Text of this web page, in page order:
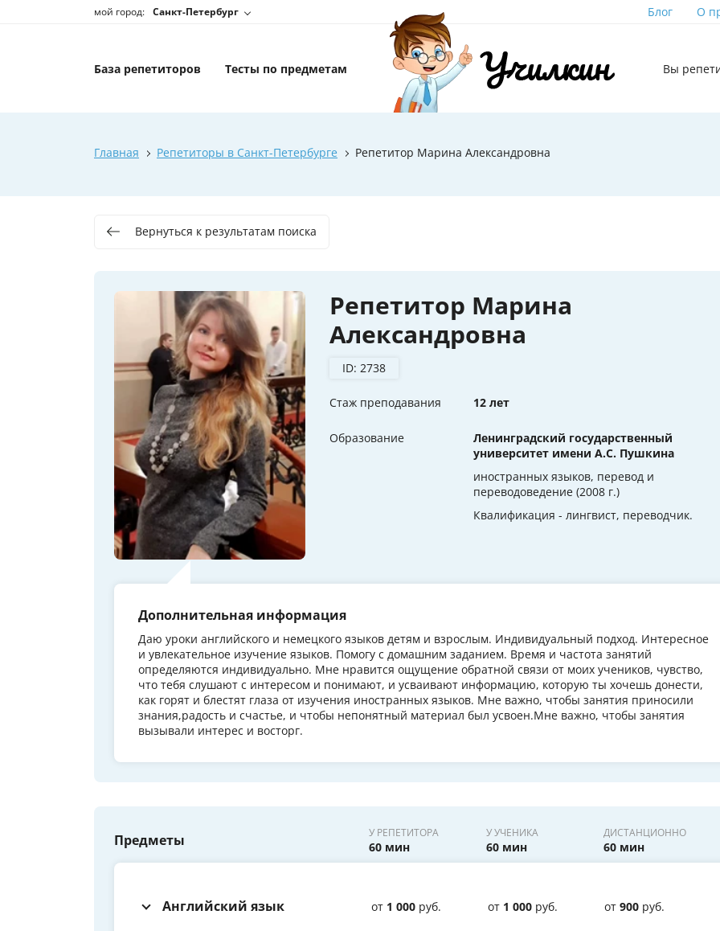
мой город: Санкт-Петербург Блог О
База репетиторов Тесты по предметам Вы
Главная Репетиторы в Санкт-Петербурге Репетитор Марина Александровна
Вернуться к результатам поиска
Репетитор Марина
Александровна
ID: 2738
Стаж преподавания 12 лет
Образование
Ленинградский государственный
университет имени А.С. Пушкина
иностранных языков, перевод и
переводоведение (2008 г.)
Квалификация - лингвист, переводчик.
Дополнительная информация
Даю уроки английского и немецкого языков детям и взрослым. Индивидуальный подход. Интересное
и увлекательное изучение языков. Помогу с домашним заданием. Время и частота занятий
определяются индивидуально. Мне нравится ощущение обратной связи от моих учеников, чувство,
что тебя слушают с интересом и понимают, и усваивают информацию, которую ты хочешь донести,
как горят и блестят глаза от изучения иностранных языков. Мне важно, чтобы занятия приносили
знания,радость и счастье, и чтобы непонятный материал был усвоен.Мне важно, чтобы занятия
вызывали интерес и восторг.
Предметы У РЕПЕТИТОРА
60 мин
У УЧЕНИКА
60 мин
ДИСТАНЦИОННО
60 мин
Английский язык от 1 000 руб. от 1 000 руб. от 900 руб.